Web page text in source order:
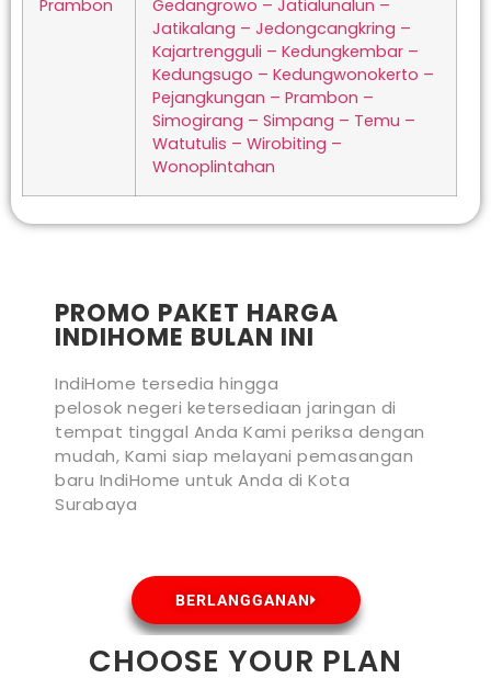
Prambon
Gedangrowo – Jatialunalun –
Jatikalang – Jedongcangkring –
Kajartrengguli – Kedungkembar –
Kedungsugo – Kedungwonokerto –
Pejangkungan – Prambon –
Simogirang – Simpang – Temu –
Watutulis – Wirobiting –
Wonoplintahan
PROMO PAKET HARGA
INDIHOME BULAN INI
IndiHome tersedia hingga
pelosok negeri ketersediaan jaringan di
tempat tinggal Anda Kami periksa dengan
mudah, Kami siap melayani pemasangan
baru IndiHome untuk Anda di Kota
Surabaya
BERLANGGANAN
CHOOSE YOUR PLAN